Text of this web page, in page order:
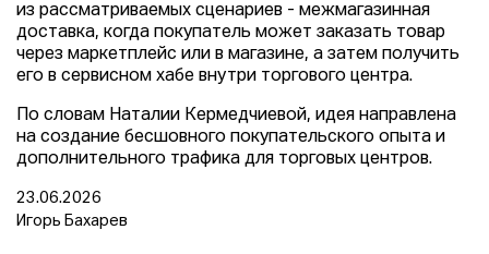
из рассматриваемых сценариев - межмагазинная
доставка, когда покупатель может заказать товар
через маркетплейс или в магазине, а затем получить
его в сервисном хабе внутри торгового центра.
По словам Наталии Кермедчиевой, идея направлена
на создание бесшовного покупательского опыта и
дополнительного трафика для торговых центров.
23.06.2026
Игорь Бахарев